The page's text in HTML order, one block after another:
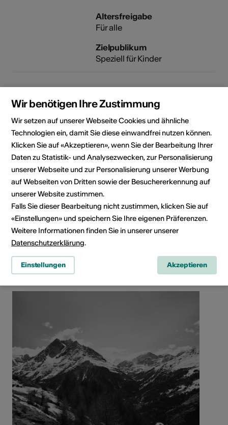
Altersfreigabe
Für alle
Zielpublikum
Speziell für Kinder
Veranstaltungsort
Rue de la Vidondée 2, 1908 Riddes
Wir benötigen Ihre Zustimmung
Wir setzen auf unserer Webseite Cookies und ähnliche
Technologien ein, damit Sie diese einwandfrei nutzen können.
Klicken Sie auf «Akzeptieren», wenn Sie der Bearbeitung Ihrer
Daten zu Statistik- und Analysezwecken, zur Personalisierung
unserer Webseite und zur Personalisierung unserer Werbung
auf Webseiten von Dritten sowie der Besuchererkennung auf
unserer Website zustimmen.
Falls Sie dieser Bearbeitung nicht zustimmen, klicken Sie auf
«Einstellungen» und speichern Sie Ihre eigenen Präferenzen.
Weitere Informationen finden Sie in unserer unserer
Datenschutzerklärung.
Einstellungen Akzeptieren